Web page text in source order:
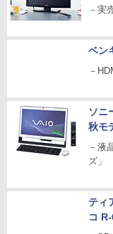
－実
ベン
－
ソニ
秋モ
－液
ズ」
ティ
コ R-